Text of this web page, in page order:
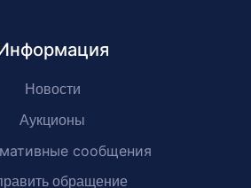
Новости
Аукционы
сообщения
обращение